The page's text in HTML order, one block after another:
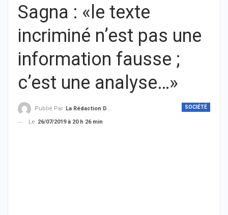
Sagna : «le texte
incriminé n’est pas une
information fausse ;
c’est une analyse…»
SOCIÉTÉ
Publié Par La Rédaction De THIEYSENEGAL.com
Le 26/07/2019 à 20 h 26 min